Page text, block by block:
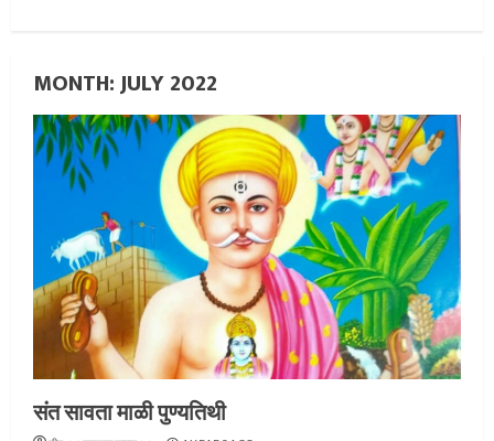
MONTH:JULY 2022
संत सावता माळी पुण्यतिथी